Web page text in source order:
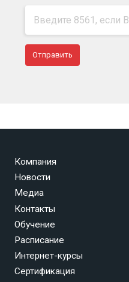
Компания
Новости
Медиа
Контакты
Обучение
Расписание
Интернет-курсы
Сертификация